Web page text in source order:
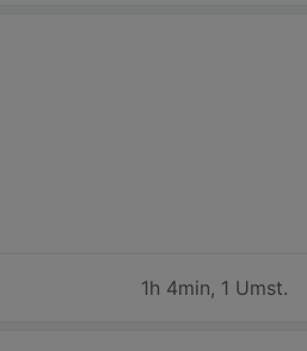
1h 4min, 1 Umst.